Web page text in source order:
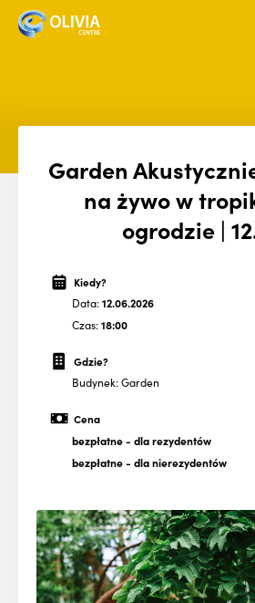
Garden
na żywo w
ogrodzie |
Kiedy?
Data:12.06.2026
Czas:18:00
Gdzie?
Budynek: Garden
Cena
bezpłatne- dla rezydentów
bezpłatne- dla nierezydentów